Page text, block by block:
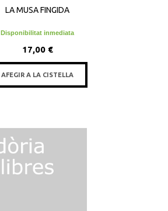
LA MUSA FINGIDA
Disponibilitat inmediata
17,00 €
AFEGIR A LA CISTELLA